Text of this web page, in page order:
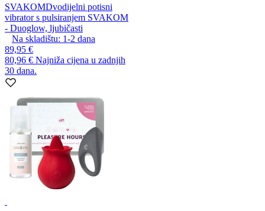
SVAKOMDvodijelni potisni
vibrator s pulsiranjem SVAKOM
- Duoglow, ljubičasti
Na skladištu: 1-2 dana
89,95 €
80,96 € Najniža cijena u zadnjih
30 dana.